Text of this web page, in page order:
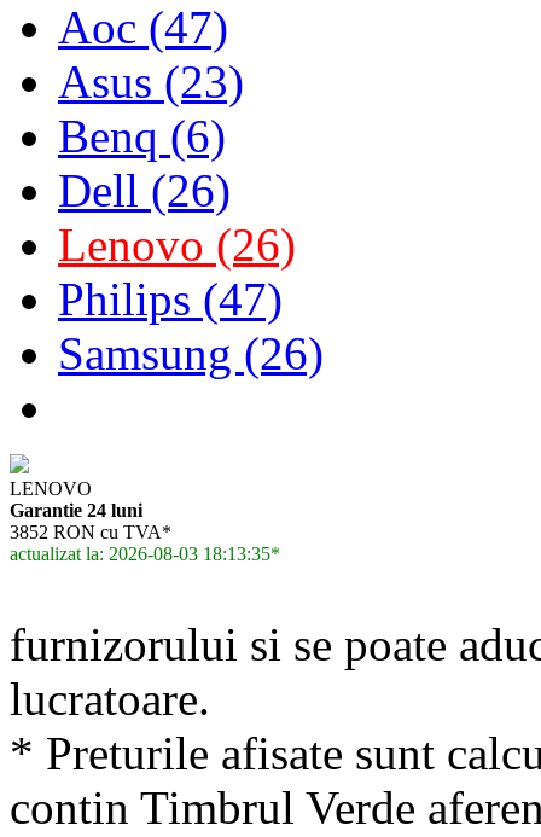
Aoc (47)
Asus (23)
Benq (6)
Dell (26)
Lenovo (26)
Philips (47)
Samsung (26)
LENOVO
Garantie 24 luni
3852 RON cu TVA*
actualizat la: 2026-08-03 18:13:35*
furnizorului si se poate
lucratoare.
* Preturile afisate sunt
contin Timbrul Verde